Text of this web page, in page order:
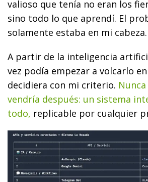
valioso que tenía no eran los
sino todo lo que aprendí. El
solamente estaba en mi cabeza.
A partir de la inteligencia
vez podía empezar a volcarlo
decidiera con mi criterio.
vendría después: un sistema
todo, replicable por cualquier